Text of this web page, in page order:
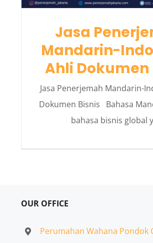
Jasa
Mandarin-
Ahli Dokumen
Jasa Penerjemah Mandarin-
Dokumen Bisnis Bahasa
bahasa bisnis global
OUR OFFICE
Perumahan Wahana Pondok